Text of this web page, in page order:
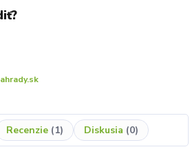
Recenzie 1 Diskusia 0